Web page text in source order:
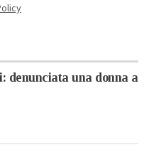
denunciata una donna a